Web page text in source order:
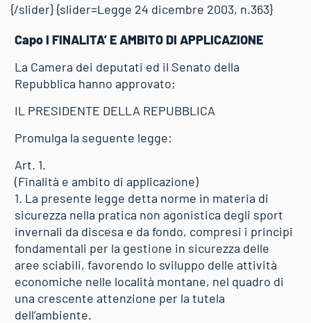
{/slider} {slider=Legge 24 dicembre 2003, n.363}
Capo I FINALITA’ E AMBITO DI APPLICAZIONE
La Camera dei deputati ed il Senato della
Repubblica hanno approvato;
IL PRESIDENTE DELLA REPUBBLICA
Promulga la seguente legge:
Art. 1.
(Finalità e ambito di applicazione)
1. La presente legge detta norme in materia di
sicurezza nella pratica non agonistica degli sport
invernali da discesa e da fondo, compresi i principi
fondamentali per la gestione in sicurezza delle
aree sciabili, favorendo lo sviluppo delle attività
economiche nelle località montane, nel quadro di
una crescente attenzione per la tutela
dell’ambiente.